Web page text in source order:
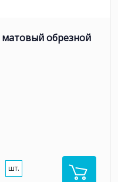
матовый обрезной
шт.